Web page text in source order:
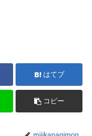
はてブ
コピー